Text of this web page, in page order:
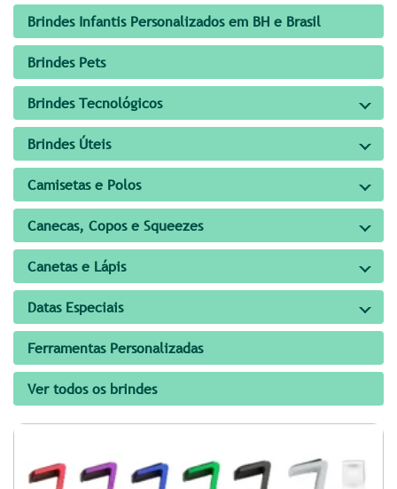
Brindes Infantis Personalizados em BH e Brasil
Brindes Pets
Brindes Tecnológicos
Brindes Úteis
Camisetas e Polos
Canecas, Copos e Squeezes
Canetas e Lápis
Datas Especiais
Ferramentas Personalizadas
Ver todos os brindes